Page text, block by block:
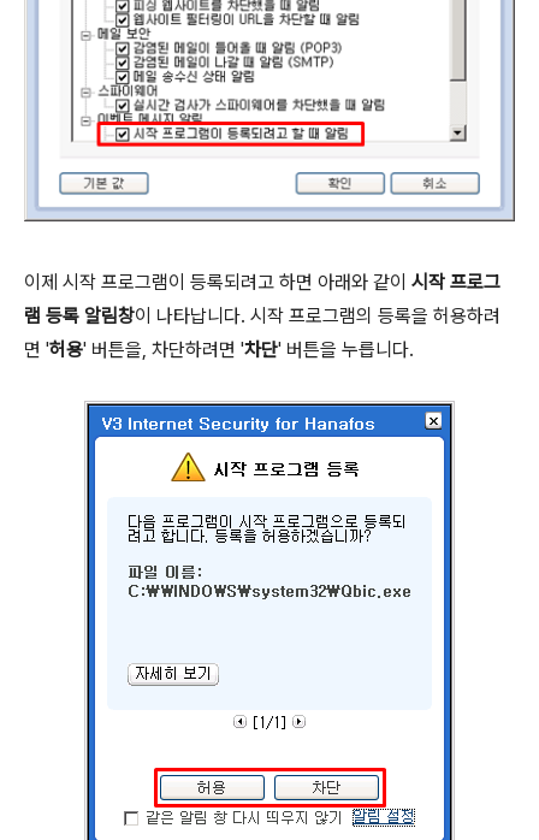
이제 시작 프로그램이 등록되려고 하면 아래와 같이 시작 프로그
램 등록 알림창이 나타납니다. 시작 프로그램의 등록을 허용하려
면 '허용' 버튼을, 차단하려면 '차단' 버튼을 누릅니다.